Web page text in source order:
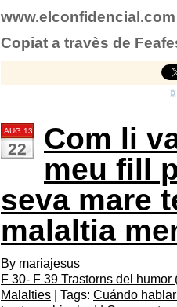
www.elconfidencial.com
Copiat a travès de
AUG 13
22
Com li
meu fill
seva mare
malaltia
By mariajesus
F 30- F 39 Trastorns del humor
Malalties | Tags: Cuándo